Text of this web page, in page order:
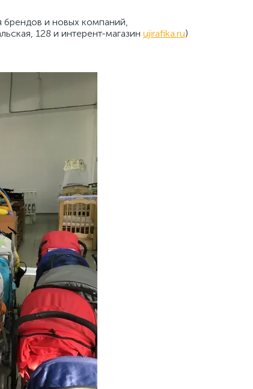
брендов и новых компаний,
128 и интерент-магазин ujirafika.ru)